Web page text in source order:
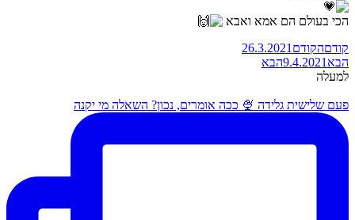
הכי בעולם הם אמא ואבא
קודםהקודם 26.3.2021
הבא 9.4.2021הבא
למעלה
פעם שלישית גלידה 🍨 ככה אומרים, נכון? השאלה מי יקנה